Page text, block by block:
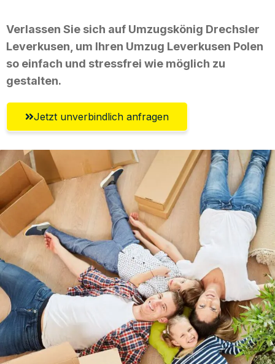
Verlassen Sie sich auf Umzugskönig Drechsler
Leverkusen, um Ihren Umzug Leverkusen Polen
so einfach und stressfrei wie möglich zu
gestalten.
Jetzt unverbindlich anfragen